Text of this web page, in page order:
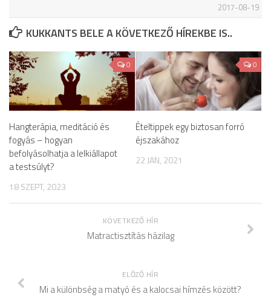
2017-08-19
KUKKANTS BELE A KÖVETKEZŐ HÍREKBE IS..
0
Hangterápia, meditáció és
fogyás – hogyan
befolyásolhatja a lelkiállapot
a testsúlyt?
18 SZEPT, 2023
0
Ételtippek egy biztosan forró
éjszakához
22 JAN, 2021
KÖVETKEZŐ HÍR
Matractisztítás házilag
ELŐZŐ HÍR
Mi a különbség a matyó és a kalocsai hímzés között?